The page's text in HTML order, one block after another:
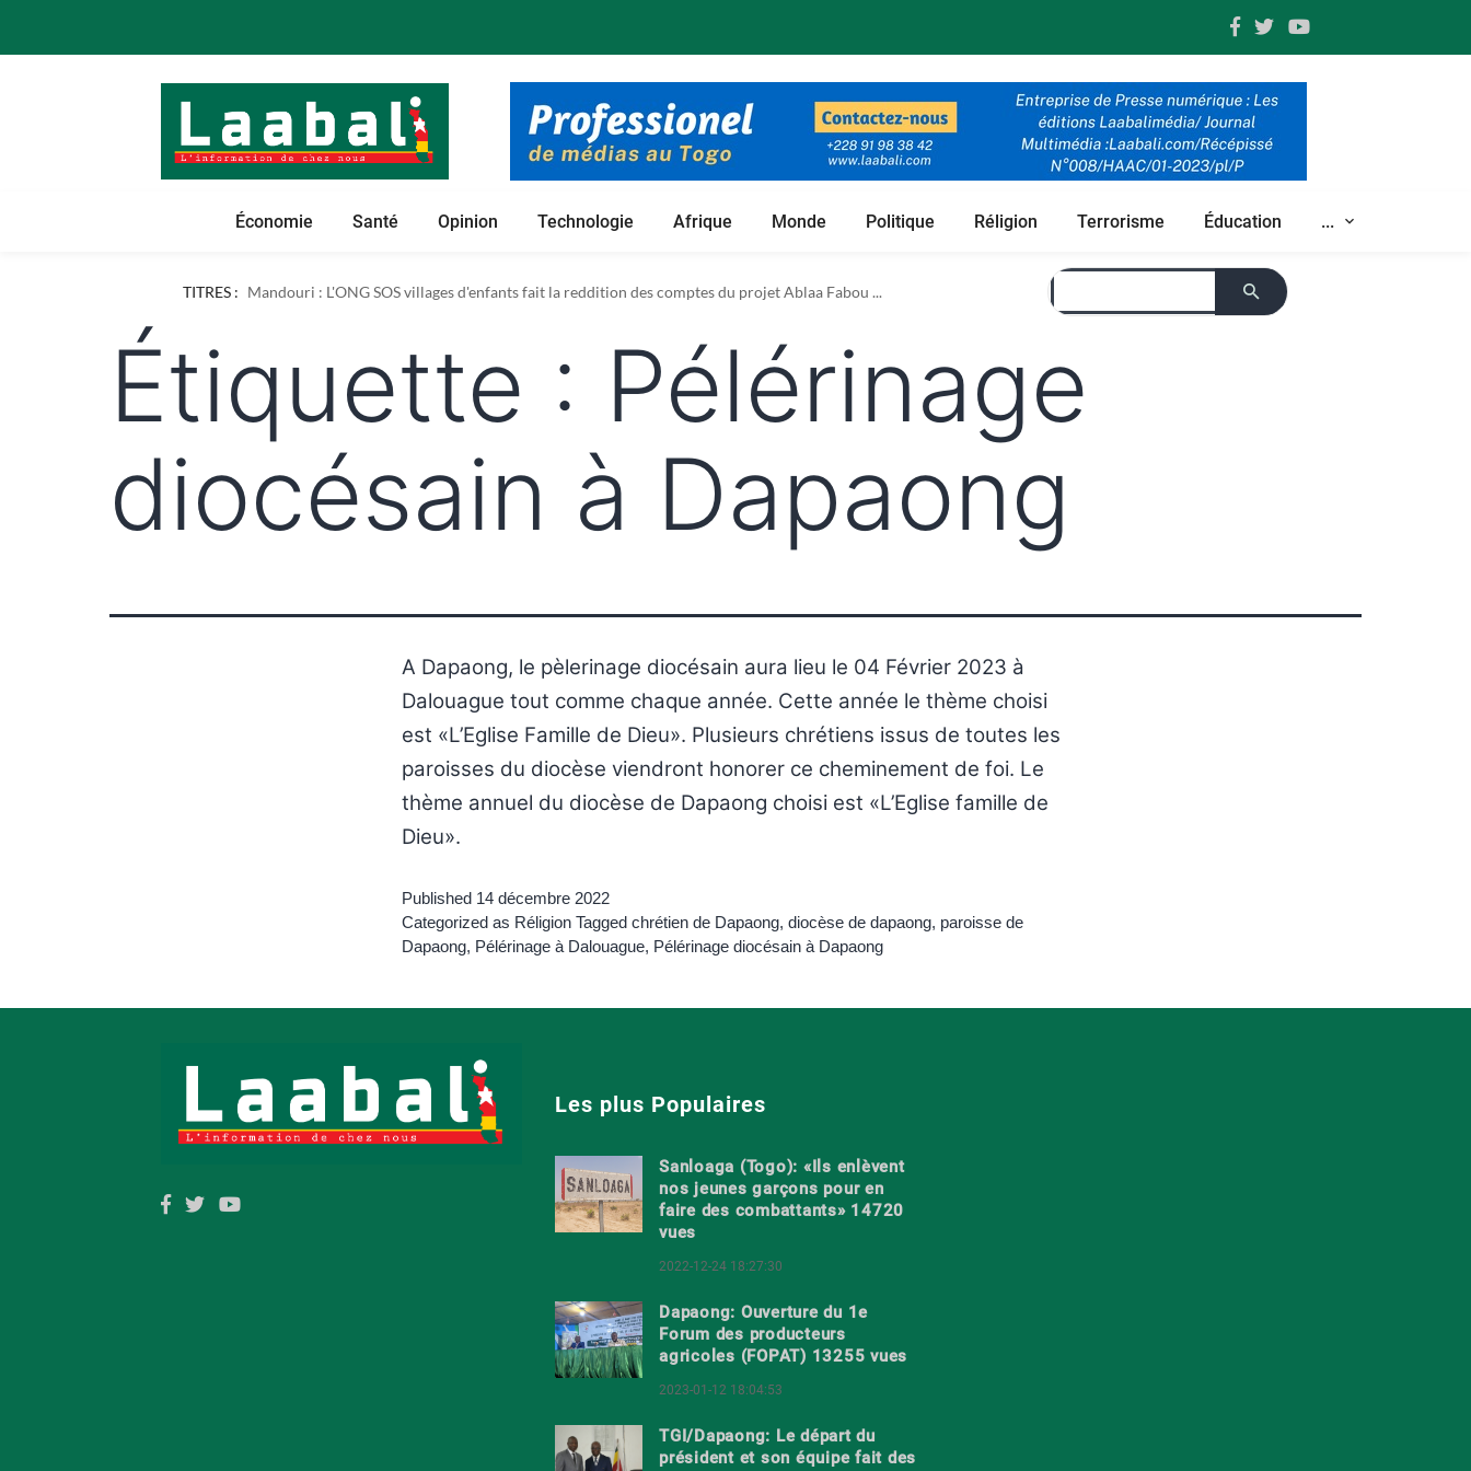
Économie Santé Opinion Technologie Afrique Monde Politique Réligion Terrorisme Éducation ...
TITRES : Mandouri : L'ONG SOS villages d'enfants fait la reddition des comptes du projet Ablaa Fabou ...
Étiquette : Pélérinage
diocésain à Dapaong
A Dapaong, le pèlerinage diocésain aura lieu le 04 Février 2023 à
Dalouague tout comme chaque année. Cette année le thème choisi
est «L’Eglise Famille de Dieu». Plusieurs chrétiens issus de toutes les
paroisses du diocèse viendront honorer ce cheminement de foi. Le
thème annuel du diocèse de Dapaong choisi est «L’Eglise famille de
Dieu».
Published 14 décembre 2022
Categorized as Réligion Tagged chrétien de Dapaong, diocèse de dapaong, paroisse de
Dapaong, Pélérinage à Dalouague, Pélérinage diocésain à Dapaong
Les plus Populaires
Sanloaga (Togo): «Ils enlèvent
nos jeunes garçons pour en
faire des combattants» 14720
vues
2022-12-24 18:27:30
Dapaong: Ouverture du 1e
Forum des producteurs
agricoles (FOPAT) 13255 vues
2023-01-12 18:04:53
TGI/Dapaong: Le départ du
président et son équipe fait des